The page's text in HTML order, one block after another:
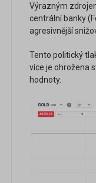
Výrazným
centrální banky
agresivnější
Tento politický
více je ohrožena
hodnoty.